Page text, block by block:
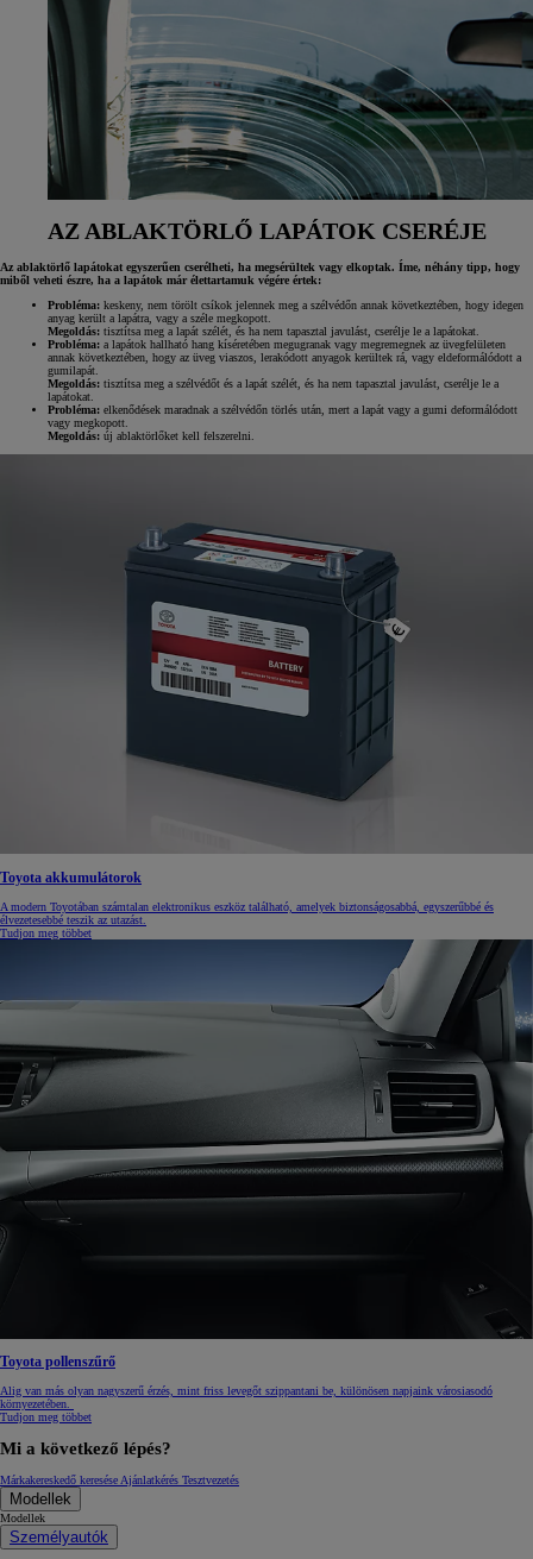
AZ ABLAKTÖRLŐ LAPÁTOK CSERÉJE
Az ablaktörlő lapátokat egyszerűen cserélheti, ha megsérültek vagy elkoptak. Íme, néhány tipp, hogy
miből veheti észre, ha a lapátok már élettartamuk végére értek:
Probléma: keskeny, nem törölt csíkok jelennek meg a szélvédőn annak következtében, hogy idegen
anyag került a lapátra, vagy a széle megkopott.
Megoldás: tisztítsa meg a lapát szélét, és ha nem tapasztal javulást, cserélje le a lapátokat.
Probléma: a lapátok hallható hang kíséretében megugranak vagy megremegnek az üvegfelületen
annak következtében, hogy az üveg viaszos, lerakódott anyagok kerültek rá, vagy eldeformálódott a
gumilapát.
Megoldás: tisztítsa meg a szélvédőt és a lapát szélét, és ha nem tapasztal javulást, cserélje le a
lapátokat.
Probléma: elkenődések maradnak a szélvédőn törlés után, mert a lapát vagy a gumi deformálódott
vagy megkopott.
Megoldás: új ablaktörlőket kell felszerelni.
Toyota akkumulátorok
A modern Toyotában számtalan elektronikus eszköz található, amelyek biztonságosabbá, egyszerűbbé és
élvezetesebbé teszik az utazást.
Tudjon meg többet
Toyota pollenszűrő
Alig van más olyan nagyszerű érzés, mint friss levegőt szippantani be, különösen napjaink városiasodó
környezetében.
Tudjon meg többet
Mi a következő lépés?
Márkakereskedő keresése Ajánlatkérés Tesztvezetés
Modellek
Modellek
Személyautók